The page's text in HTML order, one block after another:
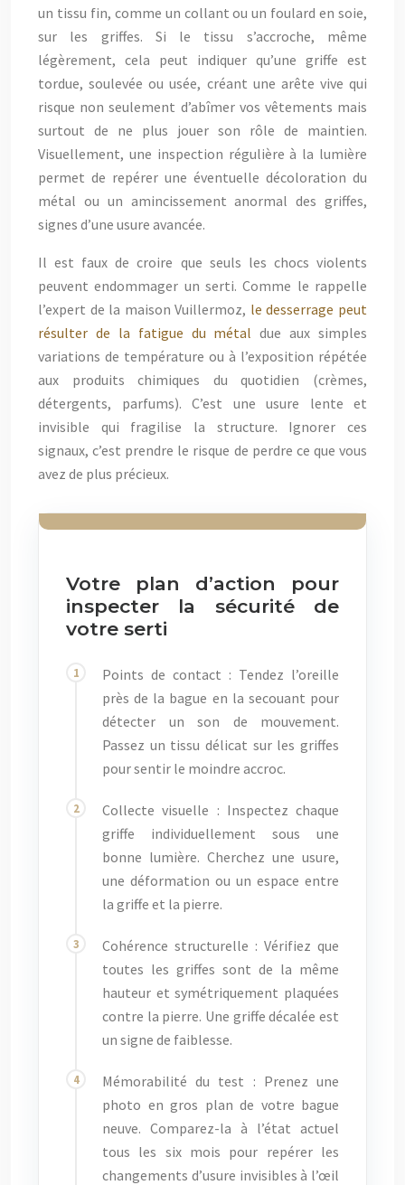
un tissu fin, comme un collant ou un foulard en soie,
sur les griffes. Si le tissu s’accroche, même
légèrement, cela peut indiquer qu’une griffe est
tordue, soulevée ou usée, créant une arête vive qui
risque non seulement d’abîmer vos vêtements mais
surtout de ne plus jouer son rôle de maintien.
Visuellement, une inspection régulière à la lumière
permet de repérer une éventuelle décoloration du
métal ou un amincissement anormal des griffes,
signes d’une usure avancée.
Il est faux de croire que seuls les chocs violents
peuvent endommager un serti. Comme le rappelle
l’expert de la maison Vuillermoz, le desserrage peut
résulter de la fatigue du métal due aux simples
variations de température ou à l’exposition répétée
aux produits chimiques du quotidien (crèmes,
détergents, parfums). C’est une usure lente et
invisible qui fragilise la structure. Ignorer ces
signaux, c’est prendre le risque de perdre ce que vous
avez de plus précieux.
Votre plan d’action pour
inspecter la sécurité de
votre serti
Points de contact : Tendez l’oreille
près de la bague en la secouant pour
détecter un son de mouvement.
Passez un tissu délicat sur les griffes
pour sentir le moindre accroc.
Collecte visuelle : Inspectez chaque
griffe individuellement sous une
bonne lumière. Cherchez une usure,
une déformation ou un espace entre
la griffe et la pierre.
Cohérence structurelle : Vérifiez que
toutes les griffes sont de la même
hauteur et symétriquement plaquées
contre la pierre. Une griffe décalée est
un signe de faiblesse.
Mémorabilité du test : Prenez une
photo en gros plan de votre bague
neuve. Comparez-la à l’état actuel
tous les six mois pour repérer les
changements d’usure invisibles à l’œil